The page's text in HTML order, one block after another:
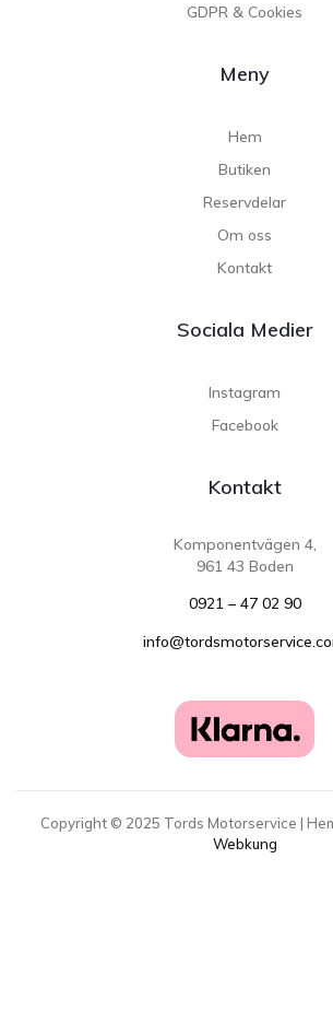
GDPR & Cookies
Meny
Hem
Butiken
Reservdelar
Om oss
Kontakt
Sociala Medier
Instagram
Facebook
Kontakt
Komponentvägen 4,
961 43 Boden
0921 – 47 02 90
Copyright © 2025 Tords Motorservice |
Webkung